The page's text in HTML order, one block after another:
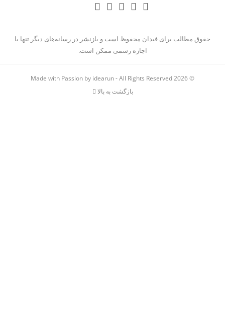
حقوق مطالب برای فیدان محفوظ است و بازنشر در رسانه‌های دیگر تنها با
اجازه رسمی ممکن است.
© 2026
Made with Passion by idearun- All Rights Reserved
بازگشت به بالا